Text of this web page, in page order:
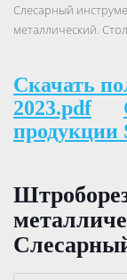
Слесарный
металлический.
Скачать
2023.pdf
продукции